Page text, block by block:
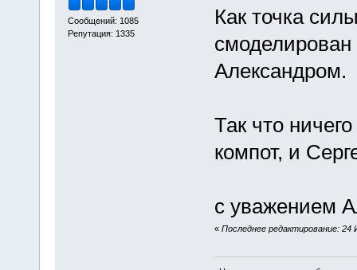
Сообщений: 1085
Репутация: 1335
Как точка
Александром.
Так что
компот, и
с уважением
« Последнее редактирование: